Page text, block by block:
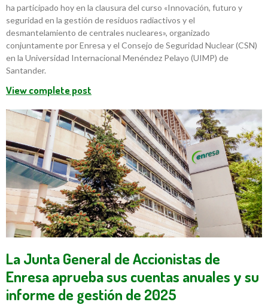
ha participado hoy en la clausura del curso «Innovación, futuro y
seguridad en la gestión de residuos radiactivos y el
desmantelamiento de centrales nucleares», organizado
conjuntamente por Enresa y el Consejo de Seguridad Nuclear (CSN)
en la Universidad Internacional Menéndez Pelayo (UIMP) de
Santander.
View complete post
La Junta General de Accionistas de
Enresa aprueba sus cuentas anuales y su
informe de gestión de 2025